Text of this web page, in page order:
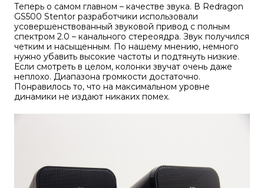
Теперь о самом главном – качестве звука. В Redragon
GS500 Stentor разработчики использовали
усовершенствованный звуковой привод с полным
спектром 2.0 – канального стереоядра. Звук получился
четким и насыщенным. По нашему мнению, немного
нужно убавить высокие частоты и подтянуть низкие.
Если смотреть в целом, колонки звучат очень даже
неплохо. Диапазона громкости достаточно.
Понравилось то, что на максимальном уровне
динамики не издают никаких помех.